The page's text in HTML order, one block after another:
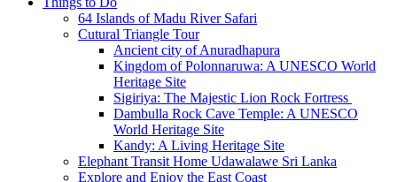
64 Islands of Madu River Safari
Cutural Triangle Tour
Ancient city of Anuradhapura
Kingdom of Polonnaruwa: A UNESCO World
Heritage Site
Sigiriya: The Majestic Lion Rock Fortress
Dambulla Rock Cave Temple: A UNESCO
World Heritage Site
Kandy: A Living Heritage Site
Elephant Transit Home Udawalawe Sri Lanka
Explore and Enjoy the East Coast